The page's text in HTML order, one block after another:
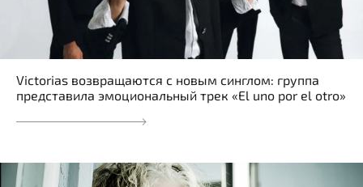
Victorias возвращаются с новым синглом: группа
представила эмоциональный трек «El uno por el otro»